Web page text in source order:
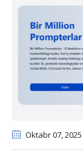
Oktabr 07, 2025